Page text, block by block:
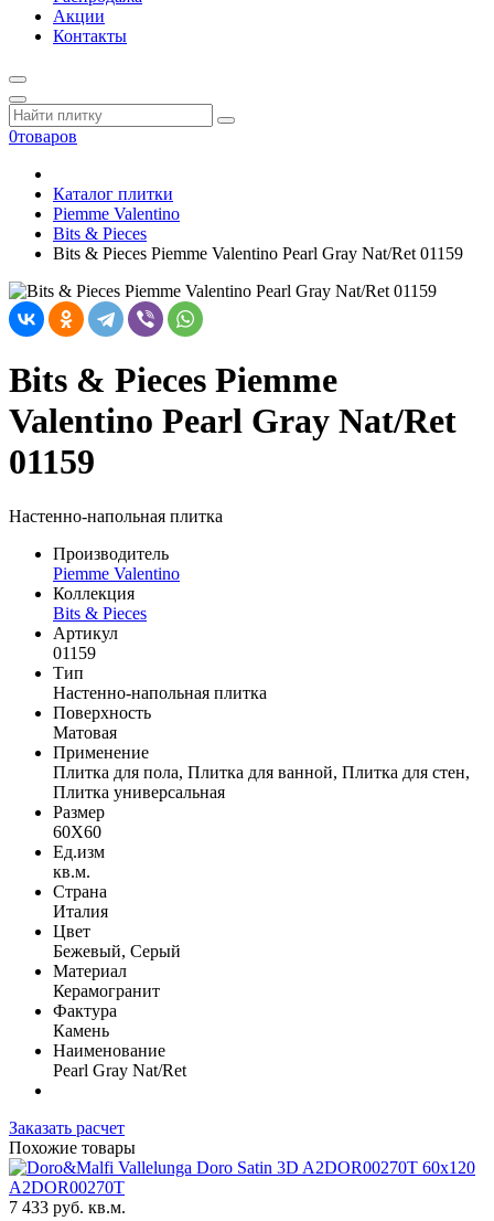
Акции
Контакты
0товаров
Каталог плитки
Piemme Valentino
Bits & Pieces
Bits & Pieces Piemme Valentino Pearl Gray Nat/Ret 01159
Bits & Pieces Piemme
Valentino Pearl Gray Nat/Ret
01159
Настенно-напольная плитка
Производитель
Piemme Valentino
Коллекция
Bits & Pieces
Артикул
01159
Тип
Настенно-напольная плитка
Поверхность
Матовая
Применение
Плитка для пола, Плитка для ванной, Плитка для стен,
Плитка универсальная
Размер
60X60
Ед.изм
кв.м.
Страна
Италия
Цвет
Бежевый, Серый
Материал
Керамогранит
Фактура
Камень
Наименование
Pearl Gray Nat/Ret
Заказать расчет
Похожие товары
60x120
A2DOR00270T
7 433 руб. кв.м.